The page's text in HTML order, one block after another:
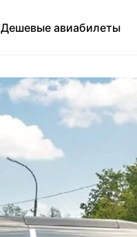
Дешевые авиабилеты